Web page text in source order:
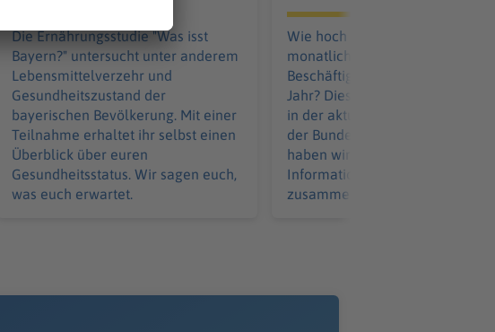
Die Ernährungsstudie "Was isst
Bayern?" untersucht unter anderem
Lebensmittelverzehr und
Gesundheitszustand der
bayerischen Bevölkerung. Mit einer
Teilnahme erhaltet ihr selbst einen
Überblick über euren
Gesundheitsstatus. Wir sagen euch,
was euch erwartet.
Wie hoch war das
monatliche Einkommen der
Beschäftigten in Bayern im
Jahr? Diese Information findet
in der aktuellsten
der Bundesagentur für Arbeit.
haben wir die relevantesten
Informationen für Sie kompakt
zusammengefasst.